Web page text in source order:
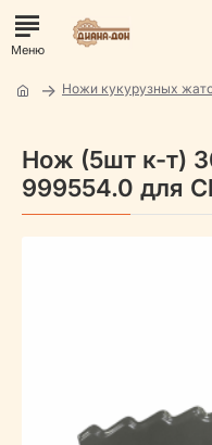
Ножи кукурузных
Нож (5шт к-т)
999554.0 для